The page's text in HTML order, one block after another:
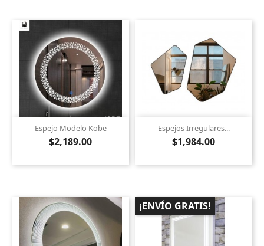
Espejo Modelo Kobe
$2,189.00
Espejos Irregulares...
$1,984.00
¡ENVÍO GRATIS!